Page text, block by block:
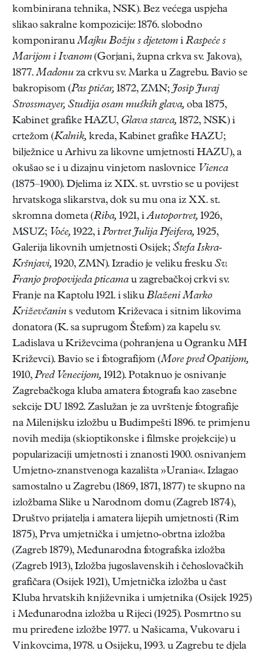
kombinirana tehnika, NSK). Bez većega uspjeha
slikao sakralne kompozicije: 1876. slobodno
komponiranuMajku Božju s djetetom i Raspeće s
Marijom i Ivanom (Gorjani, župna crkva sv. Jakova),
1877.Madonu za crkvu sv. Marka u Zagrebu. Bavio se
bakropisom (Pas ptičar, 1872, ZMN; Josip Juraj
Strossmayer, Studija osam muških glava, oba 1875,
Kabinet grafike HAZU, Glava starca, 1872, NSK) i
crtežom (Kalnik, kreda, Kabinet grafike HAZU;
bilježnice u Arhivu za likovne umjetnosti HAZU), a
okušao se i u dizajnu vinjetom naslovnice Vienca
(1875–1900). Djelima iz XIX. st. uvrstio se u povijest
hrvatskoga slikarstva, dok su mu ona iz XX. st.
skromna dometa (Riba, 1921, iAutoportret, 1926,
MSUZ; Voće, 1922, i Portret Julija Pfeifera, 1925,
Galerija likovnih umjetnosti Osijek; Štefa Iskra-
Kršnjavi, 1920, ZMN). Izradio je veliku fresku Sv.
Franjo propovijeda pticamau zagrebačkoj crkvi sv.
Franje na Kaptolu 1921. i sliku Blaženi Marko
Križevčanin s vedutom Križevaca i sitnim likovima
donatora (K. sa suprugom Štefom) za kapelu sv.
Ladislava u Križevcima (pohranjena u Ogranku MH
Križevci). Bavio se i fotografijom (More pred Opatijom,
1910, Pred Venecijom, 1912). Potaknuo je osnivanje
Zagrebačkoga kluba amatera fotografa kao zasebne
sekcije DU 1892. Zaslužan je za uvrštenje fotografije
na Milenijsku izložbu u Budimpešti 1896. te primjenu
novih medija (skioptikonske i filmske projekcije) u
popularizaciji umjetnosti i znanosti 1900. osnivanjem
Umjetno-znanstvenoga kazališta »Urania«. Izlagao
samostalno u Zagrebu (1869, 1871, 1877) te skupno na
izložbama Slike u Narodnom domu (Zagreb 1874),
Društvo prijatelja i amatera lijepih umjetnosti (Rim
1875), Prva umjetnička i umjetno-obrtna izložba
(Zagreb 1879), Međunarodna fotografska izložba
(Zagreb 1913), Izložba jugoslavenskih i čehoslovačkih
grafičara (Osijek 1921), Umjetnička izložba u čast
Kluba hrvatskih književnika i umjetnika (Osijek 1925)
i Međunarodna izložba u Rijeci (1925). Posmrtno su
mu priređene izložbe 1977. u Našicama, Vukovaru i
Vinkovcima, 1978. u Osijeku, 1993. u Zagrebu te djela